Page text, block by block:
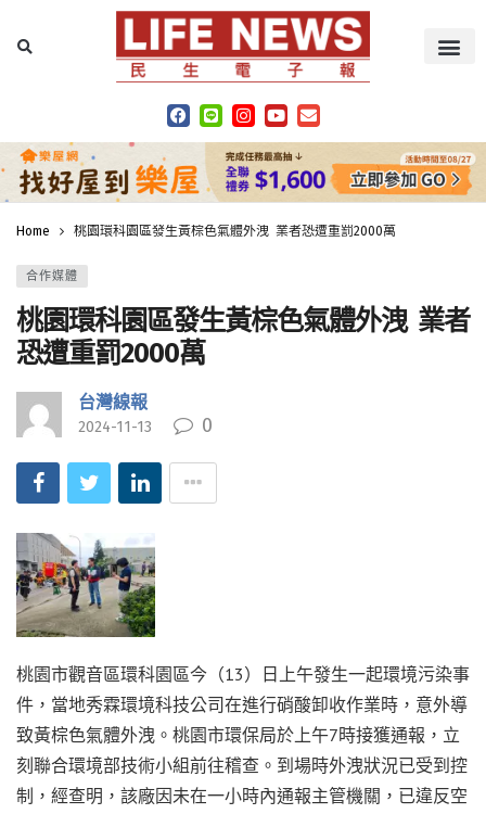
Home 桃園環科園區發生黃棕色氣體外洩 業者恐遭重罰2000萬
合作媒體
桃園環科園區發生黃棕色氣體外洩 業者
恐遭重罰2000萬
台灣線報
2024-11-13 0
桃園市觀音區環科園區今（13）日上午發生一起環境污染事
件，當地秀霖環境科技公司在進行硝酸卸收作業時，意外導
致黃棕色氣體外洩。桃園市環保局於上午7時接獲通報，立
刻聯合環境部技術小組前往稽查。到場時外洩狀況已受到控
制，經查明，該廠因未在一小時內通報主管機關，已違反空